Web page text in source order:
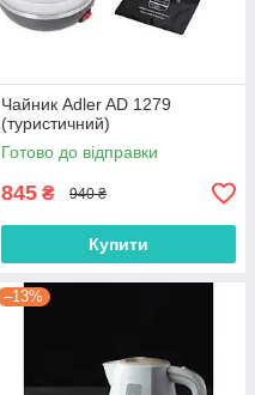
Чайник Adler AD 1279
(туристичний)
Готово до відправки
845 ₴ 940 ₴
Купити
–13%